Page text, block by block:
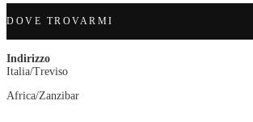
DOVE TROVARMI
Indirizzo
Italia/Treviso
Africa/Zanzibar